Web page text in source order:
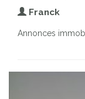
Franck
Annonces